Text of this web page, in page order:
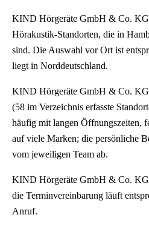
KIND Hörgeräte GmbH & Co. KG
Hörakustik-Standorten, die in
sind. Die Auswahl vor Ort ist
liegt in Norddeutschland.
KIND Hörgeräte GmbH & Co. KG
(58 im Verzeichnis erfasste
häufig mit langen Öffnungszeiten,
auf viele Marken; die persönliche
vom jeweiligen Team ab.
KIND Hörgeräte GmbH & Co. KG
die Terminvereinbarung läuft
Anruf.